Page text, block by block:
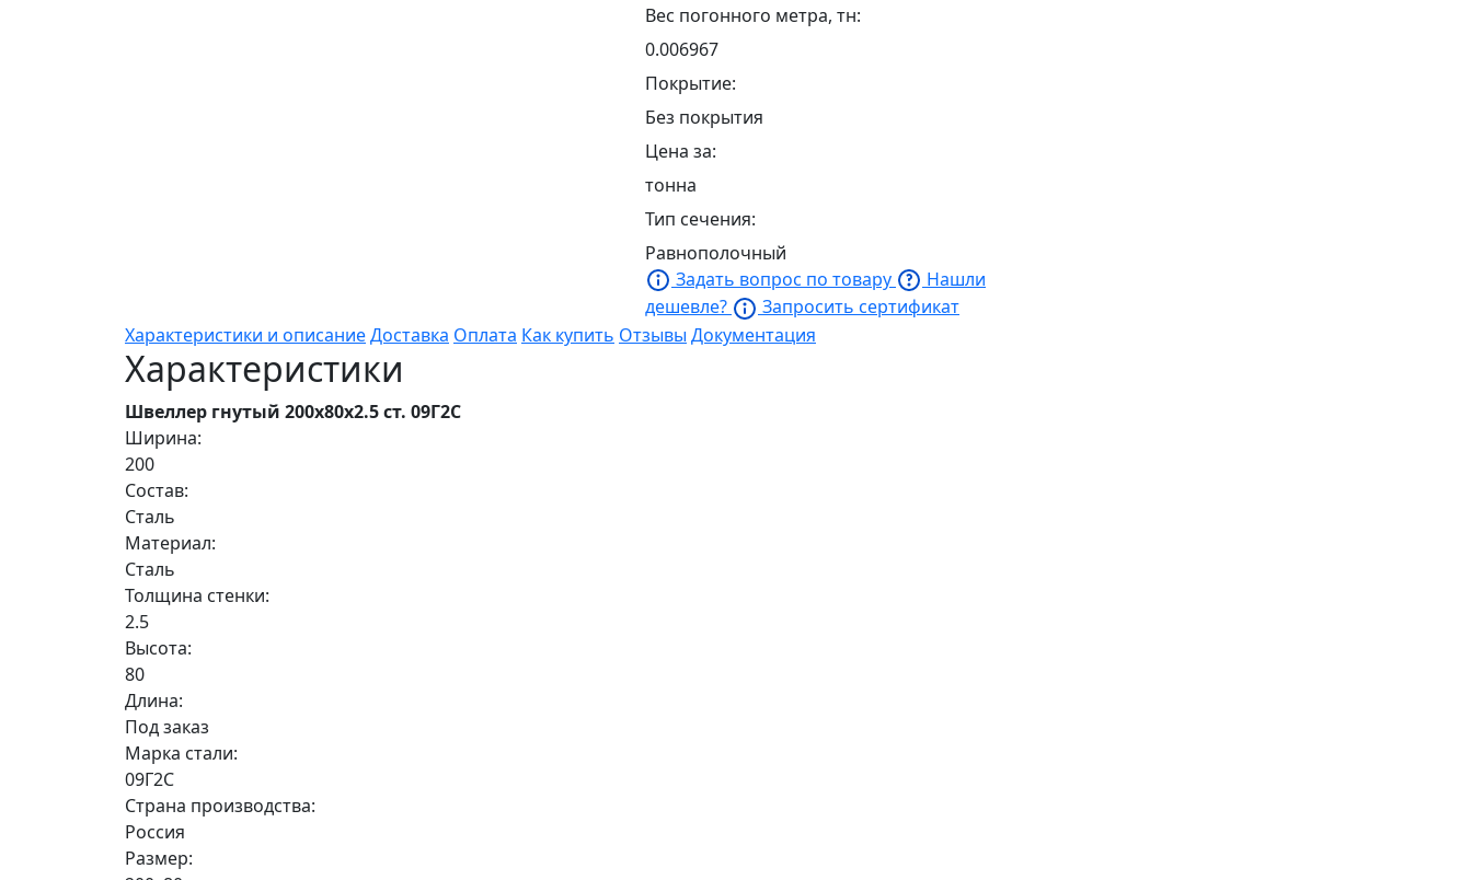
Вес погонного метра, тн:
0.006967
Покрытие:
Без покрытия
Цена за:
тонна
Тип сечения:
Равнополочный
Задать вопрос по товару
Нашли
дешевле?
Запросить сертификат
Характеристики и описаниеДоставка Оплата Как купить Отзывы Документация
Характеристики
Швеллер гнутый 200х80х2.5 ст. 09Г2С
Ширина:
200
Состав:
Сталь
Материал:
Сталь
Толщина стенки:
2.5
Высота:
80
Длина:
Под заказ
Марка стали:
09Г2С
Страна производства:
Россия
Размер: